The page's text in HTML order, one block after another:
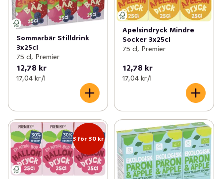
Sommarbär Stilldrink
3x25cl
75 cl, Premier
12,78 kr
17,04 kr /l
Apelsindryck Mindre
Socker 3x25cl
75 cl, Premier
12,78 kr
17,04 kr /l
3 för 30 kr